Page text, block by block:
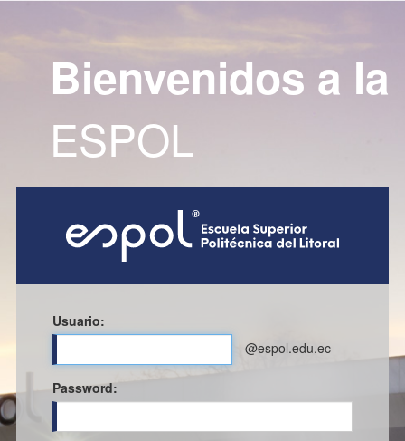
Bienvenidos a la
ESPOL
Usuario:
@espol.edu.ec
Password: